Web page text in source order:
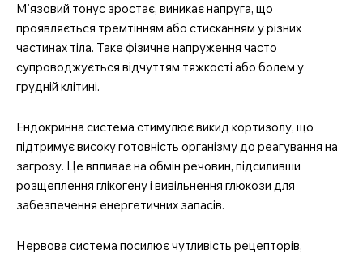
М’язовий тонус зростає, виникає напруга, що
проявляється тремтінням або стисканням у різних
частинах тіла. Таке фізичне напруження часто
супроводжується відчуттям тяжкості або болем у
грудній клітині.
Ендокринна система стимулює викид кортизолу, що
підтримує високу готовність організму до реагування на
загрозу. Це впливає на обмін речовин, підсиливши
розщеплення глікогену і вивільнення глюкози для
забезпечення енергетичних запасів.
Нервова система посилює чутливість рецепторів,